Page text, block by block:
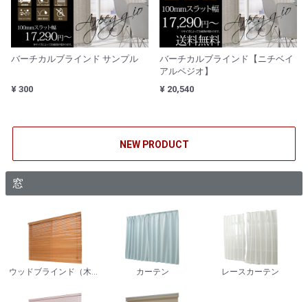
バーチカルブラインド サンプル
¥ 300
バーチカルブラインド【ニチベイ
アルペジオ】
¥ 20,540
NEW PRODUCT
窓
ウッドブラインド（木製） カーテン レースカーテン